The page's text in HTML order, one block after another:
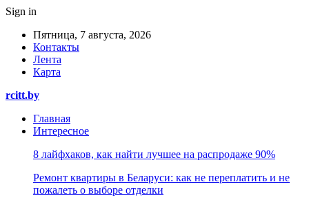
Sign in
Пятница, 7 августа, 2026
Контакты
Лента
Карта
rcitt.by
Главная
Интересное
8 лайфхаков, как найти лучшее на распродаже 90%
Ремонт квартиры в Беларуси: как не переплатить и не
пожалеть о выборе отделки